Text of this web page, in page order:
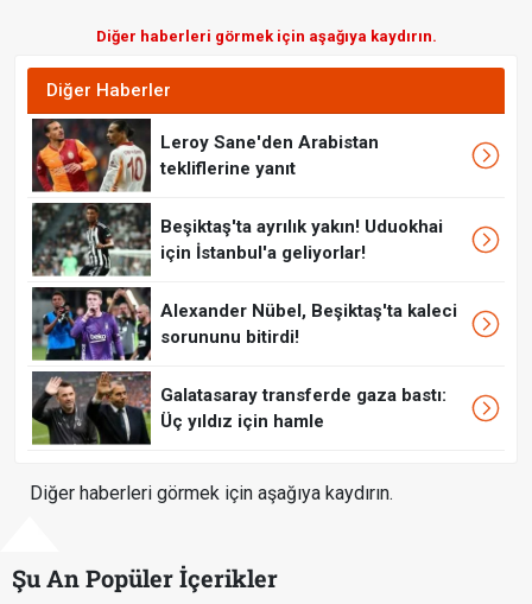
Diğer haberleri görmek için aşağıya kaydırın.
Diğer Haberler
Leroy Sane'den Arabistan
tekliflerine yanıt
Beşiktaş'ta ayrılık yakın! Uduokhai
için İstanbul'a geliyorlar!
Alexander Nübel, Beşiktaş'ta kaleci
sorununu bitirdi!
Galatasaray transferde gaza bastı:
Üç yıldız için hamle
Diğer haberleri görmek için aşağıya kaydırın.
Şu An Popüler İçerikler